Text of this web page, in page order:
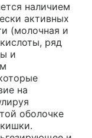
наличием
активных
(молочная и
ряд
и
на
оболочке